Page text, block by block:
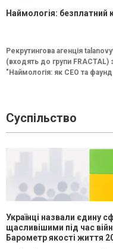
Наймологія: безплатний
Рекрутингова агенція
(входять до групи FRACTAL)
"Наймологія: як СEO та
Суспільство
Українці назвали єдину
щасливішими під час
Барометр якості життя